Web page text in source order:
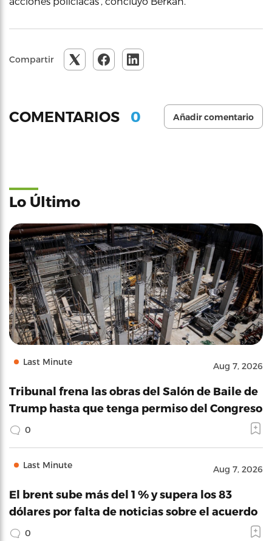
Compartir
COMENTARIOS 0 Añadir comentario
Lo Último
Last Minute Aug 7, 2026
Tribunal frena las obras del Salón de Baile de
Trump hasta que tenga permiso del Congreso
0
Last Minute Aug 7, 2026
El brent sube más del 1 % y supera los 83
dólares por falta de noticias sobre el acuerdo
0